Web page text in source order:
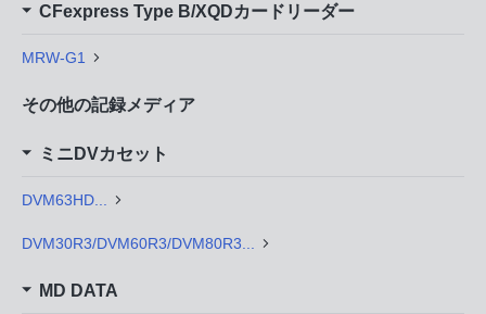
CFexpress Type B/XQDカードリーダー
MRW-G1
その他の記録メディア
ミニDVカセット
DVM63HD...
DVM30R3/DVM60R3/DVM80R3...
MD DATA